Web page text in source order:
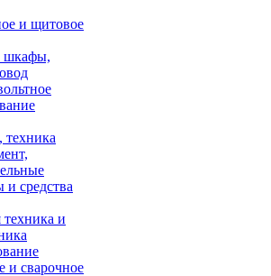
и щитовое
и средства
техника и
и сварочное